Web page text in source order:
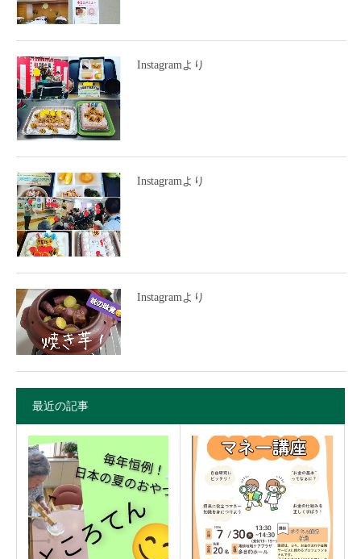
Instagramより
Instagramより
Instagramより
最近の記事